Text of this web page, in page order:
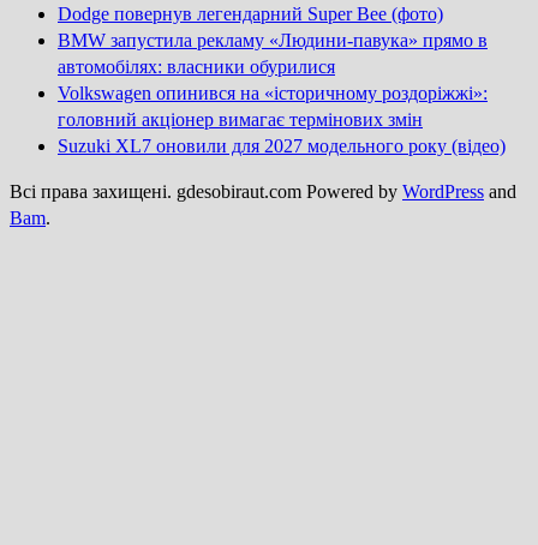
Dodge повернув легендарний Super Bee (фото)
BMW запустила рекламу «Людини-павука» прямо в
автомобілях: власники обурилися
Volkswagen опинився на «історичному роздоріжжі»:
головний акціонер вимагає термінових змін
Suzuki XL7 оновили для 2027 модельного року (відео)
Всі права захищені. gdesobiraut.com Powered by WordPress and
Bam.